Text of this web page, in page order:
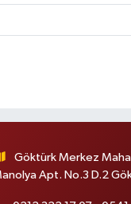
Göktürk Merkez
Apt. No.3 D.2